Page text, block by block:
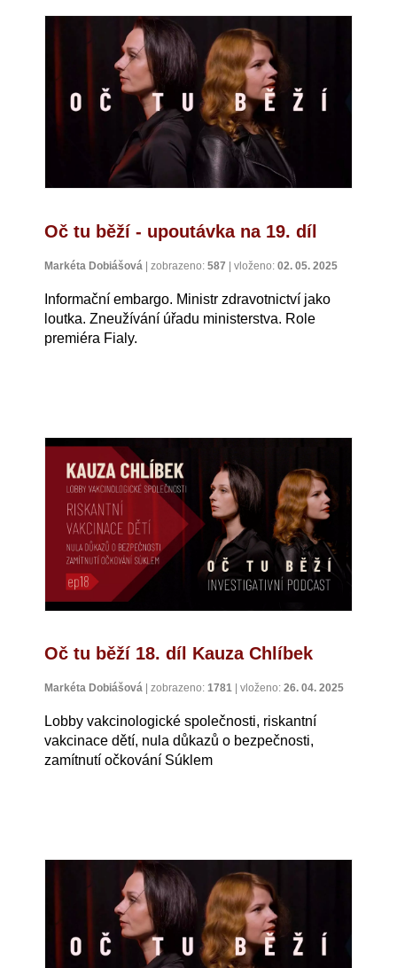
Oč tu běží - upoutávka na 19. díl
Markéta Dobiášová zobrazeno: 587 vloženo: 02. 05. 2025
Informační embargo. Ministr zdravotnictví jako
loutka. Zneužívání úřadu ministerstva. Role
premiéra Fialy.
Oč tu běží 18. díl Kauza Chlíbek
Markéta Dobiášová zobrazeno: 1781 vloženo: 26. 04. 2025
Lobby vakcinologické společnosti, riskantní
vakcinace dětí, nula důkazů o bezpečnosti,
zamítnutí očkování Súklem